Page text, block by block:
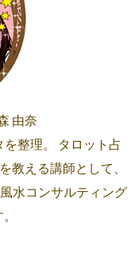
由奈
整理。 タロット占
教える講師として、
水コンサルティング